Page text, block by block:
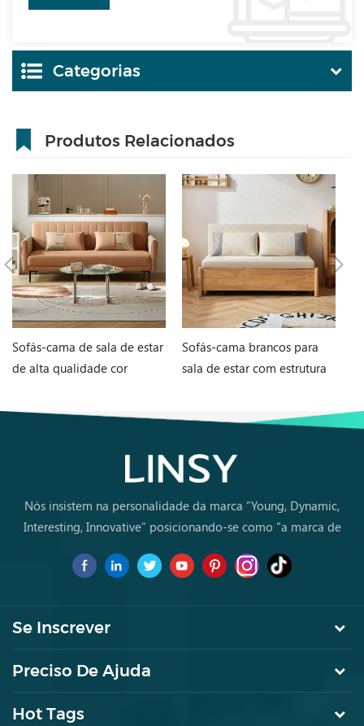
Categorias
Produtos Relacionados
Sofás-cama de sala de estar
de alta qualidade cor
Sofás-cama brancos para
sala de estar com estrutura
Nós insistem na personalidade da marca “Young, Dynamic,
Interesting, Innovative” posicionando-se como "a marca de
vez.
Se Inscrever
Preciso De Ajuda
Hot Tags